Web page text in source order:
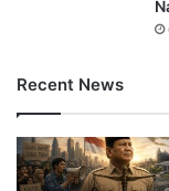
Recent News